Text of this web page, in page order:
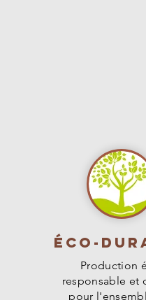
Éco-
Production
responsable et
pour